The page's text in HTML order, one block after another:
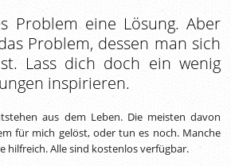
Problem eine Lösung. Aber
Problem, dessen man sich
Lass dich doch ein wenig
inspirieren.
aus dem Leben. Die meisten davon
für mich gelöst, oder tun es noch. Manche
hilfreich. Alle sind kostenlos verfügbar.